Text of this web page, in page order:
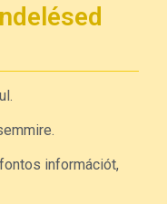
információt,